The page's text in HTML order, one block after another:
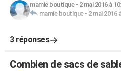
mamie boutique- 2 mai 2016 à
mamie boutique- 2 mai 2016
3 réponses
Combien de sacs de